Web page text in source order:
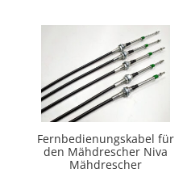
Fernbedienungskabel für
den Mähdrescher Niva
Mähdrescher